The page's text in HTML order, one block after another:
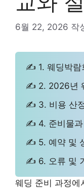
6월 22, 2026 작
✍ 1. 웨딩박람
✍ 2. 2026년
✍ 3. 비용 산
✍ 4. 준비물과
✍ 5. 예약 및
✍ 6. 오류 및
웨딩 준비 과정에